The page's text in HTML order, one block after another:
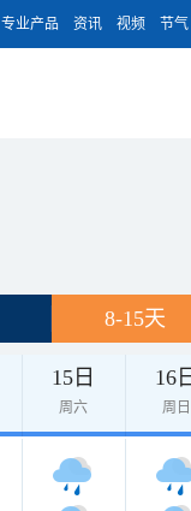
专业产品 资讯 视频 节气
8-15天
15日
周六
16
周日